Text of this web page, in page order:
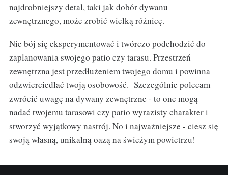
najdrobniejszy detal, taki jak dobór dywanu
zewnętrznego, może zrobić wielką różnicę.
Nie bój się eksperymentować i twórczo podchodzić do
zaplanowania swojego patio czy tarasu. Przestrzeń
zewnętrzna jest przedłużeniem twojego domu i powinna
odzwierciedlać twoją osobowość. Szczególnie polecam
zwrócić uwagę na dywany zewnętrzne - to one mogą
nadać twojemu tarasowi czy patio wyrazisty charakter i
stworzyć wyjątkowy nastrój. No i najważniejsze - ciesz się
swoją własną, unikalną oazą na świeżym powietrzu!